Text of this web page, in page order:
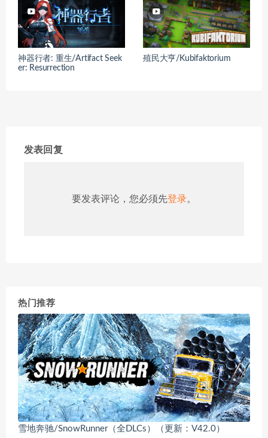
神器行者: 重生/Artifact Seek
er: Resurrection
殖民大亨/Kubifaktorium
发表回复
要发表评论，您必须先登录。
热门推荐
雪地奔驰/SnowRunner（全DLCs）（更新：V42.0）